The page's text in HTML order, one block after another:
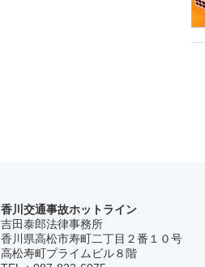
香川交通事故ホットライン
吉田泰郎法律事務所
香川県高松市寿町二丁目２番１０号
高松寿町プライムビル８階